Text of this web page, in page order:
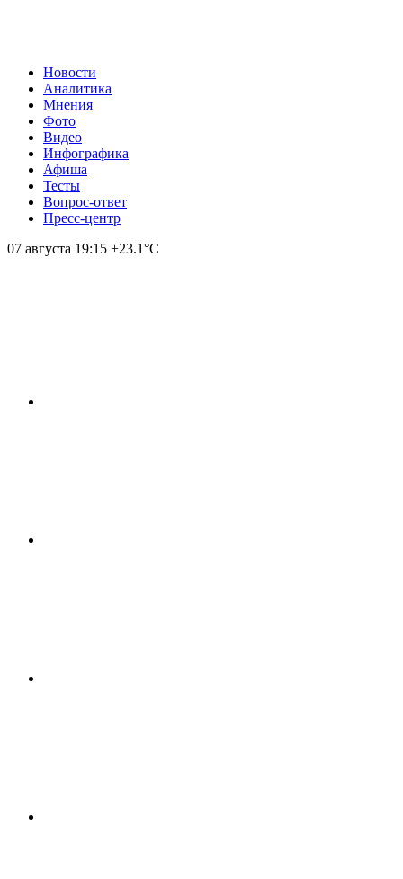
Новости
Аналитика
Мнения
Фото
Видео
Инфографика
Афиша
Тесты
Вопрос-ответ
Пресс-центр
07 августа 19:15 +23.1°С